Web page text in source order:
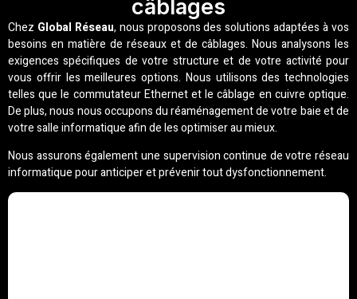
câblages
Chez Global Réseau, nous proposons des solutions adaptées à vos
besoins en matière de réseaux et de câblages. Nous analysons les
exigences spécifiques de votre structure et de votre activité pour
vous offrir les meilleures options. Nous utilisons des technologies
telles que le commutateur Ethernet et le câblage en cuivre optique.
De plus, nous nous occupons du réaménagement de votre baie et de
votre salle informatique afin de les optimiser au mieux.
Nous assurons également une supervision continue de votre réseau
informatique pour anticiper et prévenir tout dysfonctionnement.